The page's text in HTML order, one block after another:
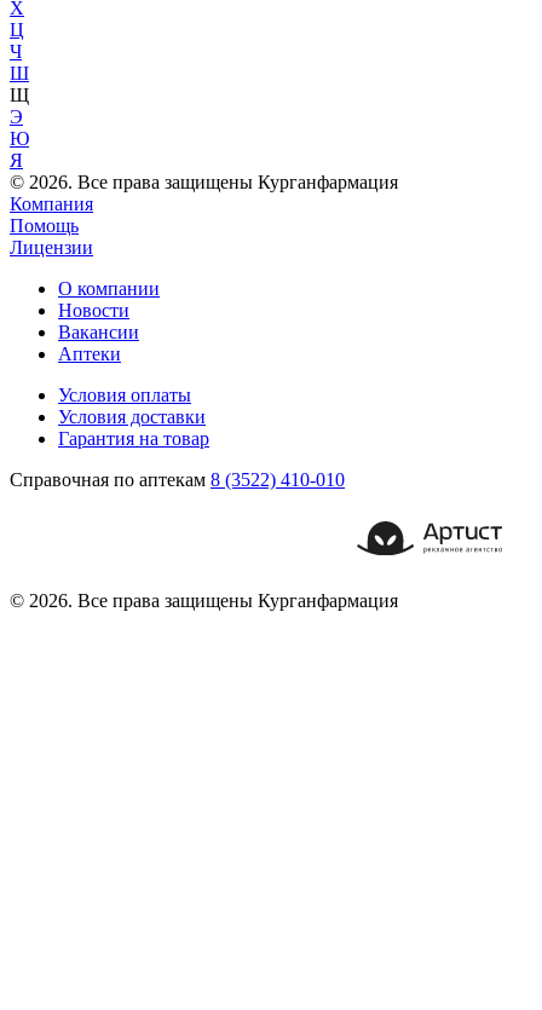
Х
Ц
Ч
Ш
Щ
Э
Ю
Я
© 2026. Все права защищены Курганфармация
Компания
Помощь
Лицензии
О компании
Новости
Вакансии
Аптеки
Условия оплаты
Условия доставки
Гарантия на товар
Справочная по аптекам 8 (3522) 410-010
© 2026. Все права защищены Курганфармация